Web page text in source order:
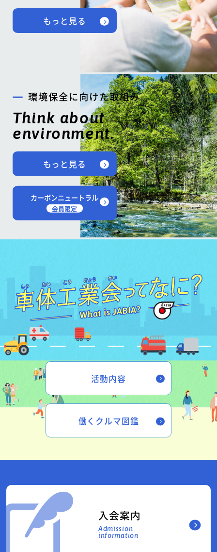
もっと見る
環境保全に向けた取組み
Think about
environment.
もっと見る
カーボンニュートラル
会員限定
活動内容
働くクルマ図鑑
入会案内
Admission
information